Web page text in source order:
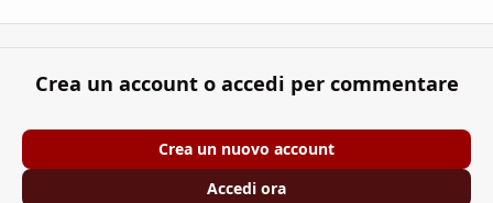
Crea un account o accedi per commentare
Crea un nuovo account
Accedi ora